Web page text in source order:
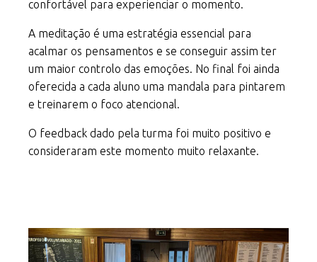
confortável para experienciar o momento.
A meditação é uma estratégia essencial para
acalmar os pensamentos e se conseguir assim ter
um maior controlo das emoções. No final foi ainda
oferecida a cada aluno uma mandala para pintarem
e treinarem o foco atencional.
O feedback dado pela turma foi muito positivo e
consideraram este momento muito relaxante.